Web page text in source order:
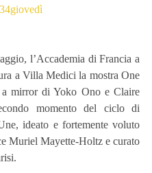
l’Accademia di Francia a
a Villa Medici la mostra One
mirror di Yoko Ono e Claire
momento del ciclo di
ideato e fortemente voluto
Muriel Mayette-Holtz e curato